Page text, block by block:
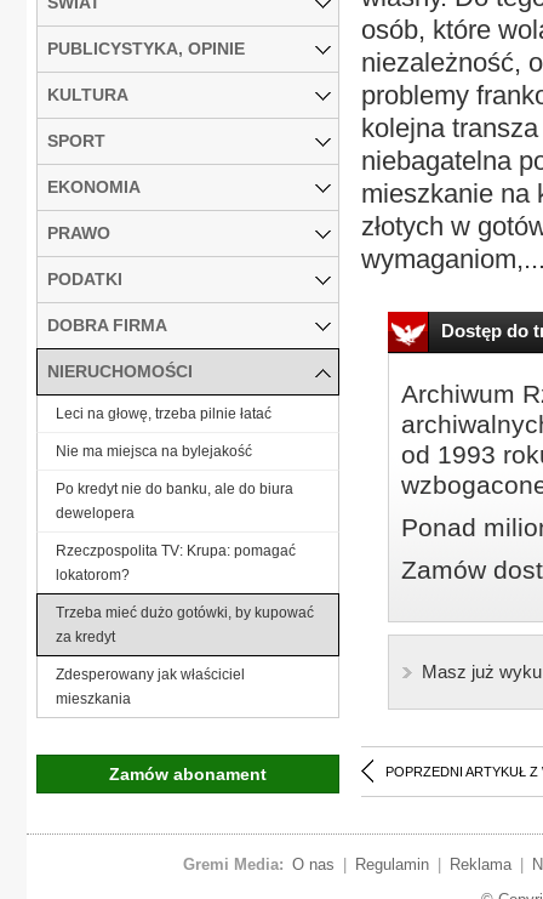
osób, które
niezależność,
problemy
kolejna
niebagatelna
mieszkanie na
złotych w
Dostęp do
Archiwum
od 1993
Ponad
Zamów
Masz już
POPRZEDNI ARTYKUŁ Z
PUBLICYSTYKA, OPINIE
KULTURA
SPORT
EKONOMIA
PRAWO
PODATKI
DOBRA FIRMA
NIERUCHOMOŚCI
Leci na głowę, trzeba pilnie łatać
Nie ma miejsca na bylejakość
Po kredyt nie do banku, ale do biura
dewelopera
Rzeczpospolita TV: Krupa: pomagać
lokatorom?
Trzeba mieć dużo gotówki, by kupować
za kredyt
Zdesperowany jak właściciel
mieszkania
Zamów abonament
Gremi Media: O nas Regulamin Reklama